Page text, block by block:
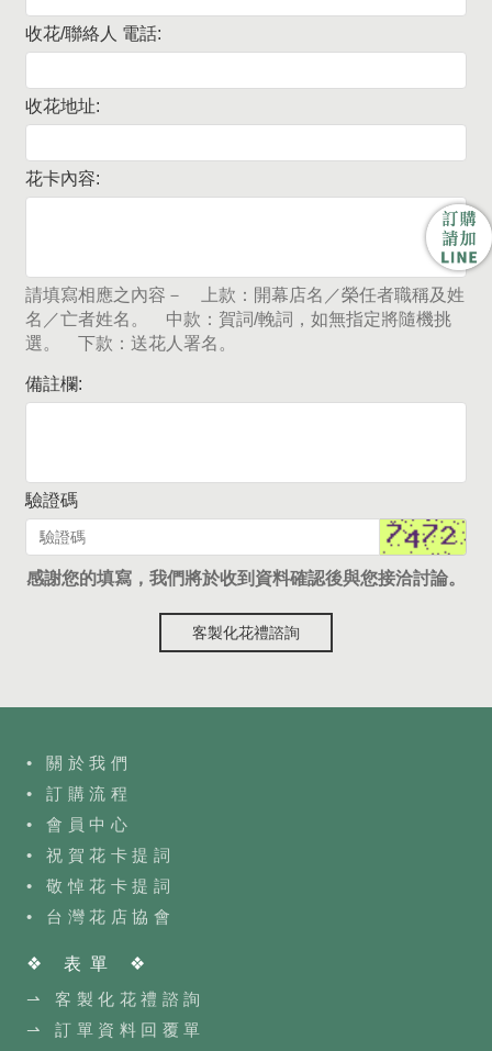
收花/聯絡人 電話:
收花地址:
花卡內容:
請填寫相應之內容－ 上款：開幕店名／榮任者職稱及姓
名／亡者姓名。 中款：賀詞/輓詞，如無指定將隨機挑
選。 下款：送花人署名。
備註欄:
驗證碼
感謝您的填寫，我們將於收到資料確認後與您接洽討論。
客製化花禮諮詢
• 關於我們
• 訂購流程
• 會員中心
• 祝賀花卡提詞
• 敬悼花卡提詞
• 台灣花店協會
❖ 表單 ❖
⇀ 客製化花禮諮詢
⇀ 訂單資料回覆單